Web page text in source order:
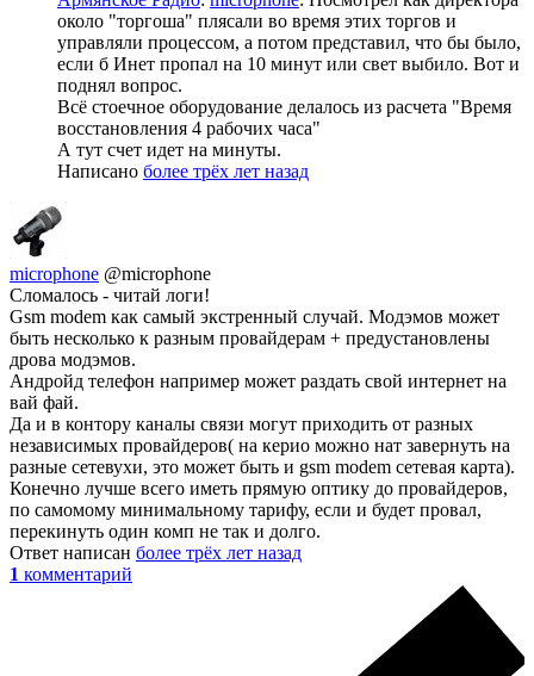
около "торгоша" плясали во время этих торгов и
управляли процессом, а потом представил, что бы было,
если б Инет пропал на 10 минут или свет выбило. Вот и
поднял вопрос.
Всё стоечное оборудование делалось из расчета "Время
восстановления 4 рабочих часа"
А тут счет идет на минуты.
Написано более трёх лет назад
microphone @microphone
Сломалось - читай логи!
Gsm modem как самый экстренный случай. Модэмов может
быть несколько к разным провайдерам + предустановлены
дрова модэмов.
Андройд телефон например может раздать свой интернет на
вай фай.
Да и в контору каналы связи могут приходить от разных
независимых провайдеров( на керио можно нат завернуть на
разные сетевухи, это может быть и gsm modem сетевая карта).
Конечно лучше всего иметь прямую оптику до провайдеров,
по самомому минимальному тарифу, если и будет провал,
перекинуть один комп не так и долго.
Ответ написан более трёх лет назад
1 комментарий